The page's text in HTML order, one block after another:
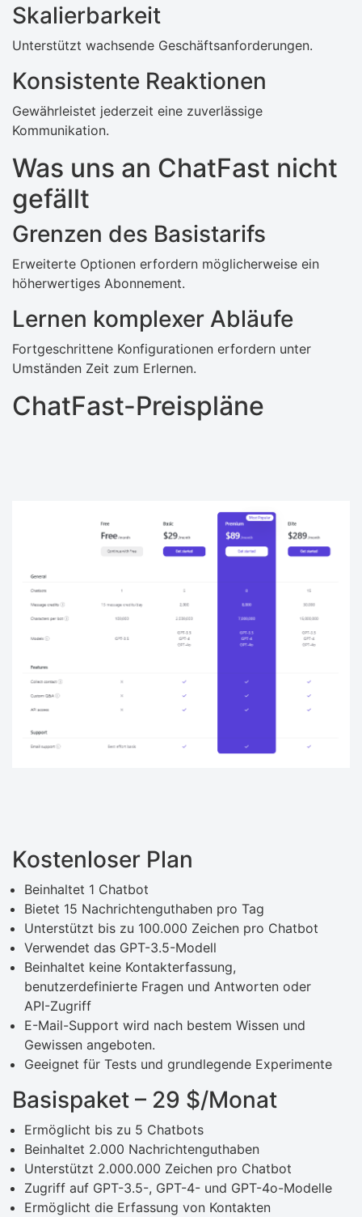
Skalierbarkeit
Unterstützt wachsende Geschäftsanforderungen.
Konsistente Reaktionen
Gewährleistet jederzeit eine zuverlässige
Kommunikation.
Was uns an ChatFast nicht
gefällt
Grenzen des Basistarifs
Erweiterte Optionen erfordern möglicherweise ein
höherwertiges Abonnement.
Lernen komplexer Abläufe
Fortgeschrittene Konfigurationen erfordern unter
Umständen Zeit zum Erlernen.
ChatFast-Preispläne
Kostenloser Plan
Beinhaltet 1 Chatbot
Bietet 15 Nachrichtenguthaben pro Tag
Unterstützt bis zu 100.000 Zeichen pro Chatbot
Verwendet das GPT-3.5-Modell
Beinhaltet keine Kontakterfassung,
benutzerdefinierte Fragen und Antworten oder
API-Zugriff
E-Mail-Support wird nach bestem Wissen und
Gewissen angeboten.
Geeignet für Tests und grundlegende Experimente
Basispaket – 29 $/Monat
Ermöglicht bis zu 5 Chatbots
Beinhaltet 2.000 Nachrichtenguthaben
Unterstützt 2.000.000 Zeichen pro Chatbot
Zugriff auf GPT-3.5-, GPT-4- und GPT-4o-Modelle
Ermöglicht die Erfassung von Kontakten